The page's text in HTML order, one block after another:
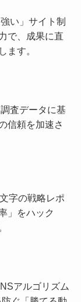
い」サイト制
で、成果に直
ます。
査データに基
信頼を加速さ
字の戦略レポ
」をハック
アルゴリズム